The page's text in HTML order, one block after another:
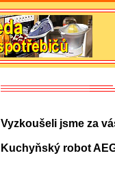
Vyzkoušeli jsme za
Kuchyňský robot